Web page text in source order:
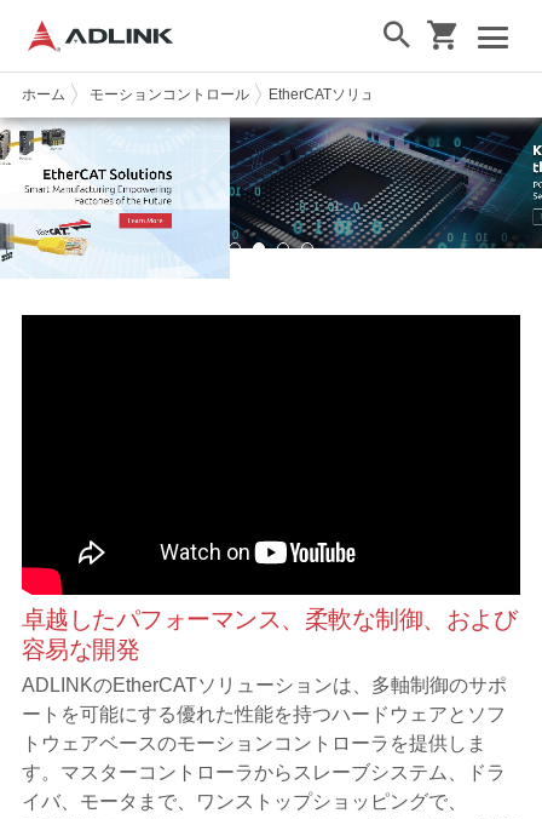
ホーム モーションコントロール EtherCATソリューション
卓越したパフォーマンス、柔軟な制御、および
容易な開発
ADLINKのEtherCATソリューションは、多軸制御のサポ
ートを可能にする優れた性能を持つハードウェアとソフ
トウェアベースのモーションコントローラを提供しま
す。マスターコントローラからスレーブシステム、ドラ
イバ、モータまで、ワンストップショッピングで、